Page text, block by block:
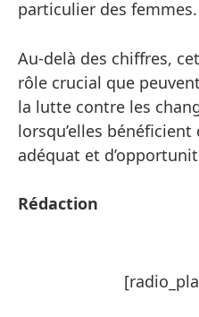
particulier des femmes.
Au-delà des chiffres,
rôle crucial que
la lutte contre les
lorsqu’elles bénéficient
adéquat et
Rédaction